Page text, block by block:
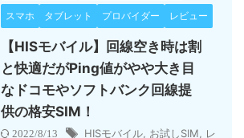
スマホ タブレット プロバイダー レビュー
【HISモバイル】回線空き時は割
と快適だがPing値がやや大き目
なドコモやソフトバンク回線提
供の格安SIM！
2022/8/13 HISモバイル お試しSIM
レ